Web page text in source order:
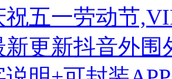
祝五一劳动节
新更新抖音外围